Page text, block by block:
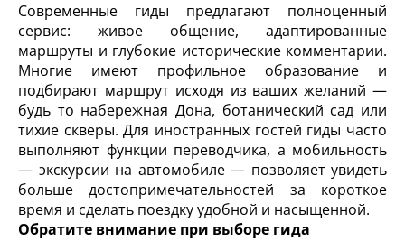
Современные гиды предлагают полноценный
сервис: живое общение, адаптированные
маршруты и глубокие исторические комментарии.
Многие имеют профильное образование и
подбирают маршрут исходя из ваших желаний —
будь то набережная Дона, ботанический сад или
тихие скверы. Для иностранных гостей гиды часто
выполняют функции переводчика, а мобильность
— экскурсии на автомобиле — позволяет увидеть
больше достопримечательностей за короткое
время и сделать поездку удобной и насыщенной.
Обратите внимание при выборе гида